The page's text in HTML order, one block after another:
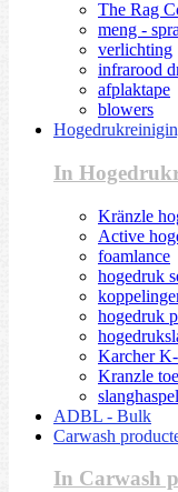
The Rag
meng -
verlichting
infrarood
afplaktape
blowers
In
Kränzle
Active
foamlance
hogedruk
hogedruk
Karcher
Kranzle
ADBL - Bulk
Carwash
In Carwash